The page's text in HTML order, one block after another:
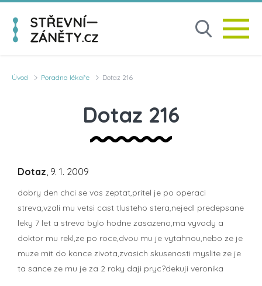
Úvod Poradna lékaře Dotaz 216
Dotaz 216
Dotaz, 9. 1. 2009
dobry den chci se vas zeptat,pritel je po operaci
streva,vzali mu vetsi cast tlusteho stera,nejedl predepsane
leky 7 let a strevo bylo hodne zasazeno,ma vyvody a
doktor mu rekl,ze po roce,dvou mu je vytahnou,nebo ze je
muze mit do konce zivota,zvasich skusenosti myslite ze je
ta sance ze mu je za 2 roky daji pryc?dekuji veronika